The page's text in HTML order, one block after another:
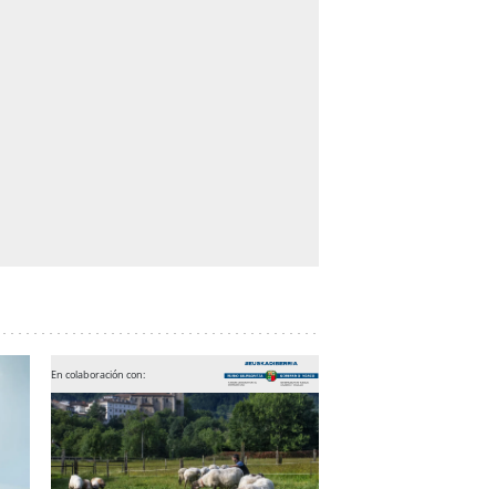
En colaboración con: